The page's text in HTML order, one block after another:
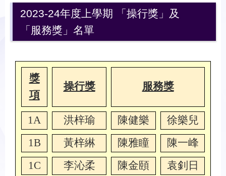
2023-24年度上學期 「操行獎」及
「服務獎」名單
獎
項
操行獎 服務獎
1A 洪梓瑜 陳健樂
徐樂兒
1B
黃梓綝 陳雅瞳
陳一峰
1C
李沁柔 陳金頤
袁釗日